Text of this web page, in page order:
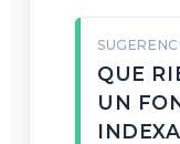
QUE
UN